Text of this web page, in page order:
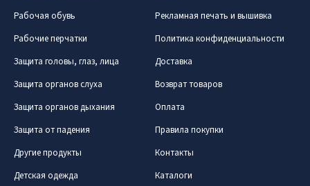
Рабочая обувь
Рабочие перчатки
Защита головы, глаз, лица
Защита органов слуха
Защита органов дыхания
Защита от падения
Другие продукты
Детская одежда
Рекламная печать и вышивка
Политика конфиденциальности
Доставка
Возврат товаров
Оплата
Правила покупки
Контакты
Каталоги